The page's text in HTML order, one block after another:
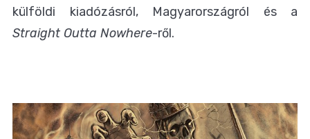
külföldi kiadózásról, Magyarországról és a
Straight Outta Nowhere-ről.